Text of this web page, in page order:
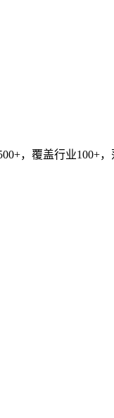
，覆盖行业100+